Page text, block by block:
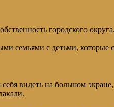
городского
семьями с детьми, которые
видеть на большом экране,